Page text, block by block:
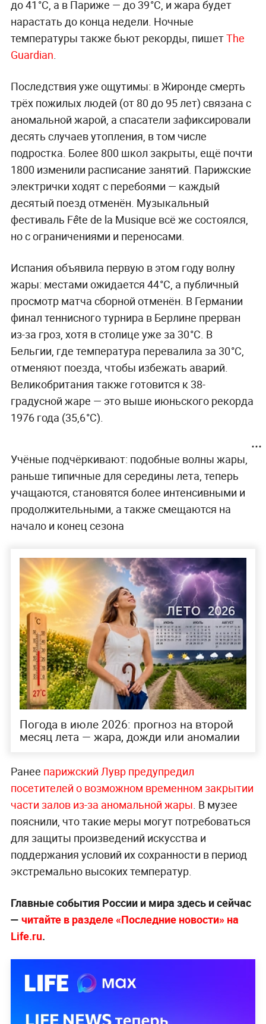
до 41°C, а в Париже — до 39°C, и жара будет
нарастать до конца недели. Ночные
температуры также бьют рекорды, пишетThe
Guardian
Последствия уже ощутимы: в Жиронде смерть
трёх пожилых людей (от 80 до 95 лет) связана с
аномальной жарой, а спасатели зафиксировали
десять случаев утопления, в том числе
подростка. Более 800 школ закрыты, ещё почти
1800 изменили расписание занятий. Парижские
электрички ходят с перебоями — каждый
десятый поезд отменён. Музыкальный
фестиваль Fête de la Musique всё же состоялся,
но с ограничениями и переносами.
Испания объявила первую в этом году волну
жары: местами ожидается 44°C, а публичный
просмотр матча сборной отменён. В Германии
финал теннисного турнира в Берлине прерван
из-за гроз, хотя в столице уже за 30°C. В
Бельгии, где температура перевалила за 30°C,
отменяют поезда, чтобы избежать аварий.
Великобритания также готовится к 38-
градусной жаре — это выше июньского рекорда
1976 года (35,6°C).
Учёные подчёркивают: подобные волны жары,
раньше типичные для середины лета, теперь
учащаются, становятся более интенсивными и
продолжительными, а также смещаются на
начало и конец сезона
Погода в июле 2026: прогноз на второй
месяц лета — жара, дожди или аномалии
Ранее парижский Лувр предупредил
посетителей о возможном временном закрытии
части залов из-за аномальной жары. В музее
пояснили, что такие меры могут потребоваться
для защиты произведений искусства и
поддержания условий их сохранности в период
экстремально высоких температур.
Главные события России и мира здесь и сейчас
— читайте в разделе «Последние новости» на
Life.ru.